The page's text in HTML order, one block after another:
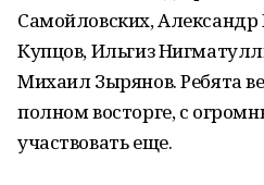
Самойловских, Александр
Купцов, Ильгиз
Михаил Зырянов. Ребята
полном восторге, с
участвовать еще.